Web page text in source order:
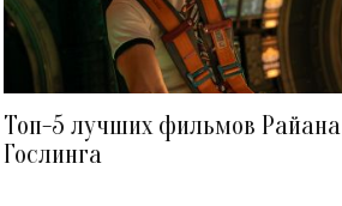
Топ-5 лучших фильмов Райана
Гослинга